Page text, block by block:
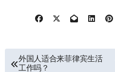
外国人适合来菲律宾生活
工作吗？